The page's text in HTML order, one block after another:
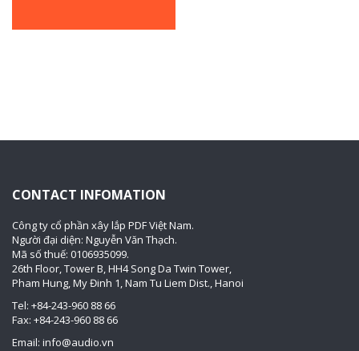
CONTACT INFOMATION
Công ty cổ phần xây lắp PDF Việt Nam.
Người đại diện: Nguyễn Văn Thạch.
Mã số thuế: 0106935099.
26th Floor, Tower B, HH4 Song Da Twin Tower,
Pham Hung, My Đinh 1, Nam Tu Liem Dist., Hanoi
Tel: +84-243-960 88 66
Fax: +84-243-960 88 66
Email: info@audio.vn